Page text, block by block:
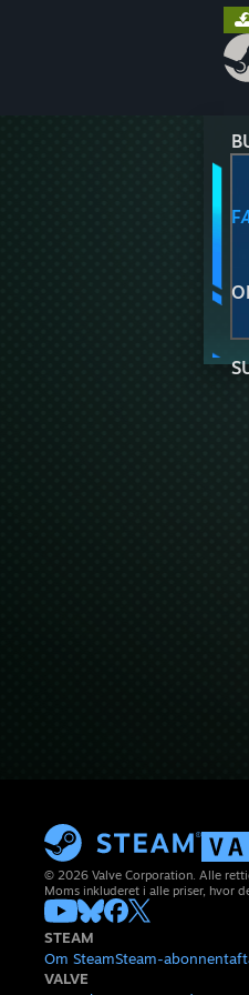
© 2026 Valve Corporation. Alle
Moms inkluderet i alle priser, hvor
STEAM
Om SteamSteam-
VALVE